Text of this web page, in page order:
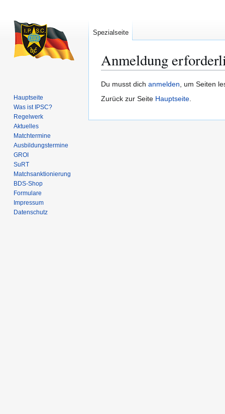
Anmeldung
Zur
Navigation
Zur
Suche
Du musst dich anmelden, um Seiten
Zurück zur Seite Hauptseite.
Spezialseite
Hauptseite
Was ist IPSC?
Regelwerk
Aktuelles
Matchtermine
Ausbildungs­termine
GROI
SuRT
Match­sanktionierung
BDS-Shop
Formulare
Impressum
Datenschutz